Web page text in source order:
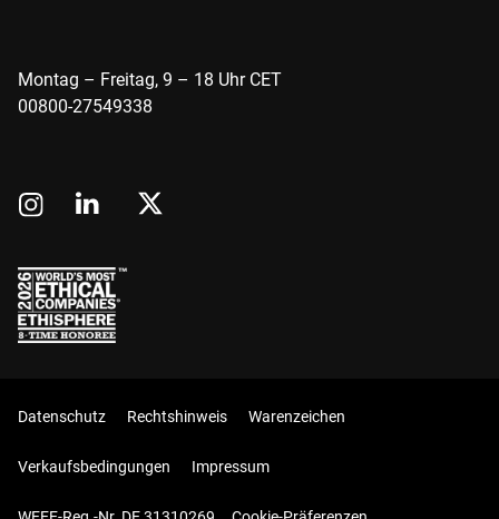
Montag – Freitag, 9 – 18 Uhr CET
00800-27549338
Datenschutz Rechtshinweis Warenzeichen
Verkaufsbedingungen Impressum